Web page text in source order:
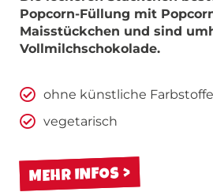
Popcorn-Füllung mit
Maisstückchen und sind
Vollmilchschokolade.
ohne künstliche Farbstoffe
vegetarisch
MEHR INFOS